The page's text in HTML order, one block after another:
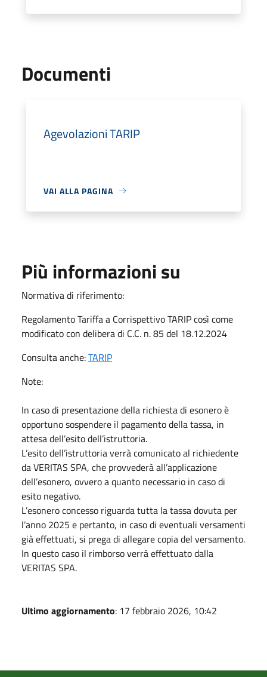
Documenti
Agevolazioni TARIP
VAI ALLA PAGINA
Più informazioni su
Normativa di riferimento:
Regolamento Tariffa a Corrispettivo TARIP così come
modificato con delibera di C.C. n. 85 del 18.12.2024
Consulta anche:TARIP
Note:
In caso di presentazione della richiesta di esonero è
opportuno sospendere il pagamento della tassa, in
attesa dell’esito dell’istruttoria.
L’esito dell’istruttoria verrà comunicato al richiedente
da VERITAS SPA, che provvederà all’applicazione
dell’esonero, ovvero a quanto necessario in caso di
esito negativo.
L’esonero concesso riguarda tutta la tassa dovuta per
l’anno 2025 e pertanto, in caso di eventuali versamenti
già effettuati, si prega di allegare copia del versamento.
In questo caso il rimborso verrà effettuato dalla
VERITAS SPA.
Ultimo aggiornamento: 17 febbraio 2026, 10:42